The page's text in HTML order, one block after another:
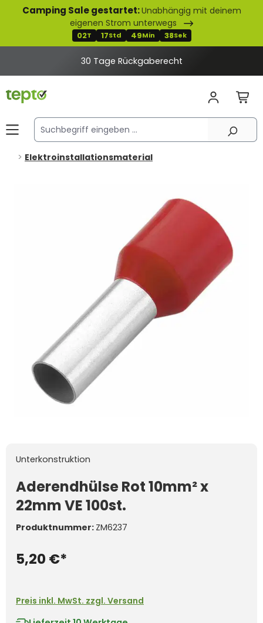
springen
Camping Sale gestartet:Unabhängig mit deinem
eigenen Strom unterwegs
02T 17Std 49Min 38Sek
30 Tage Rückgaberecht
Elektroinstallationsmaterial
Unterkonstruktion
Aderendhülse Rot 10mm² x
22mm VE 100st.
Produktnummer: ZM6237
5,20 €*
Preis inkl. MwSt. zzgl. Versand